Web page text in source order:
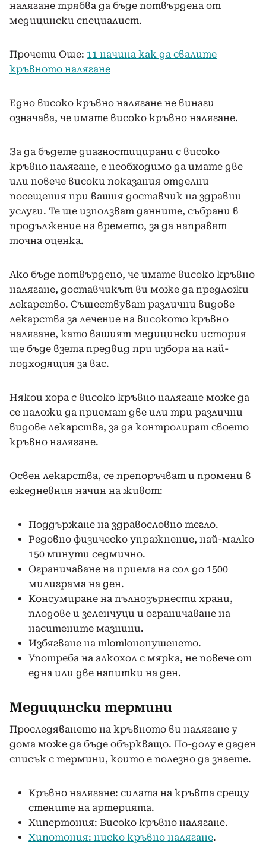
налягане трябва да бъде потвърдена от
медицински специалист.
Прочети Още: 11 начина как да свалите
кръвното налягане
Едно високо кръвно налягане не винаги
означава, че имате високо кръвно налягане.
За да бъдете диагностицирани с високо
кръвно налягане, е необходимо да имате две
или повече високи показания отделни
посещения при вашия доставчик на здравни
услуги. Те ще използват данните, събрани в
продължение на времето, за да направят
точна оценка.
Ако бъде потвърдено, че имате високо кръвно
налягане, доставчикът ви може да предложи
лекарство. Съществуват различни видове
лекарства за лечение на високото кръвно
налягане, като вашият медицински история
ще бъде взета предвид при избора на най-
подходящия за вас.
Някои хора с високо кръвно налягане може да
се наложи да приемат две или три различни
видове лекарства, за да контролират своето
кръвно налягане.
Освен лекарства, се препоръчват и промени в
ежедневния начин на живот:
Поддържане на здравословно тегло.
Редовно физическо упражнение, най-малко
150 минути седмично.
Ограничаване на приема на сол до 1500
милиграма на ден.
Консумиране на пълнозърнести храни,
плодове и зеленчуци и ограничаване на
наситените мазнини.
Избягване на тютюнопушенето.
Употреба на алкохол с мярка, не повече от
една или две напитки на ден.
Медицински термини
Проследяването на кръвното ви налягане у
дома може да бъде объркващо. По-долу е даден
списък с термини, които е полезно да знаете.
Кръвно налягане: силата на кръвта срещу
стените на артерията.
Хипертония: Високо кръвно налягане.
Хипотония: ниско кръвно налягане.